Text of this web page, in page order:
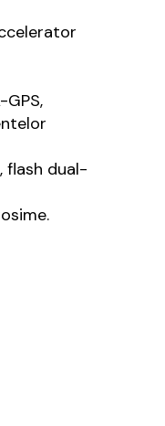
flash dual-